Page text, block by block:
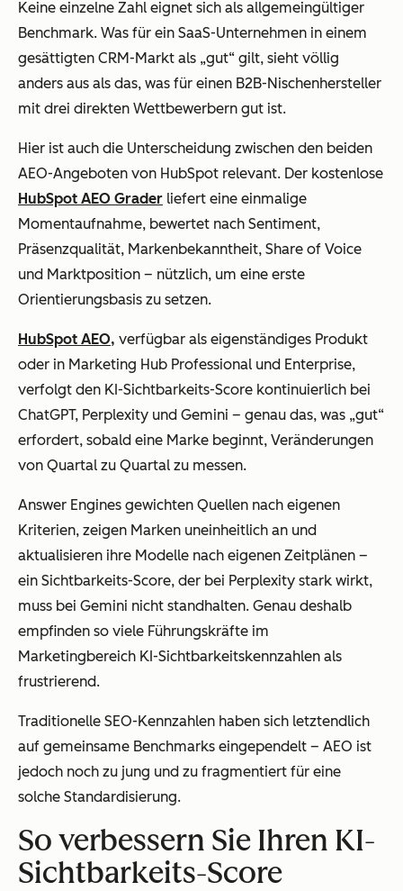
Keine einzelne Zahl eignet sich als allgemeingültiger
Benchmark. Was für ein SaaS-Unternehmen in einem
gesättigten CRM-Markt als „gut“ gilt, sieht völlig
anders aus als das, was für einen B2B-Nischenhersteller
mit drei direkten Wettbewerbern gut ist.
Hier ist auch die Unterscheidung zwischen den beiden
AEO-Angeboten von HubSpot relevant. Der kostenlose
HubSpot AEO Grader liefert eine einmalige
Momentaufnahme, bewertet nach Sentiment,
Präsenzqualität, Markenbekanntheit, Share of Voice
und Marktposition – nützlich, um eine erste
Orientierungsbasis zu setzen.
HubSpot AEO, verfügbar als eigenständiges Produkt
oder in Marketing Hub Professional und Enterprise,
verfolgt den KI-Sichtbarkeits-Score kontinuierlich bei
ChatGPT, Perplexity und Gemini – genau das, was „gut“
erfordert, sobald eine Marke beginnt, Veränderungen
von Quartal zu Quartal zu messen.
Answer Engines gewichten Quellen nach eigenen
Kriterien, zeigen Marken uneinheitlich an und
aktualisieren ihre Modelle nach eigenen Zeitplänen –
ein Sichtbarkeits-Score, der bei Perplexity stark wirkt,
muss bei Gemini nicht standhalten. Genau deshalb
empfinden so viele Führungskräfte im
Marketingbereich KI-Sichtbarkeitskennzahlen als
frustrierend.
Traditionelle SEO-Kennzahlen haben sich letztendlich
auf gemeinsame Benchmarks eingependelt – AEO ist
jedoch noch zu jung und zu fragmentiert für eine
solche Standardisierung.
So verbessern Sie Ihren KI-
Sichtbarkeits-Score